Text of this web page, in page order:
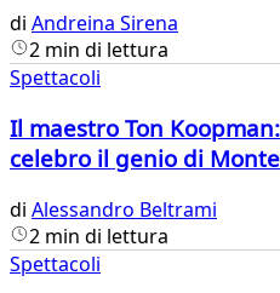
di Andreina Sirena
2 min di lettura
Spettacoli
Il maestro Ton
celebro il genio di
di Alessandro Beltrami
2 min di lettura
Spettacoli